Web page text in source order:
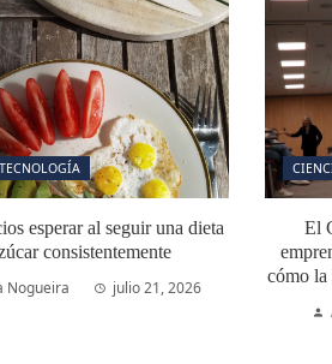
esperar al seguir una dieta
consistentemente
Nogueira
julio 21, 2026
El
cómo la